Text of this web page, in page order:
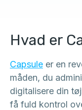
Hvad er
Capsule er en
måden, du
digitalisere din
få fuld kontrol